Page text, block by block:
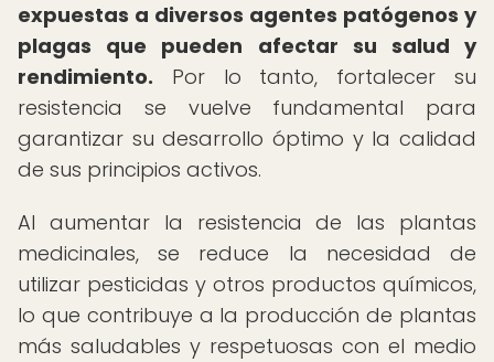
expuestas a diversos agentes patógenos y
plagas que pueden afectar su salud y
rendimiento. Por lo tanto, fortalecer su
resistencia se vuelve fundamental para
garantizar su desarrollo óptimo y la calidad
de sus principios activos.
Al aumentar la resistencia de las plantas
medicinales, se reduce la necesidad de
utilizar pesticidas y otros productos químicos,
lo que contribuye a la producción de plantas
más saludables y respetuosas con el medio